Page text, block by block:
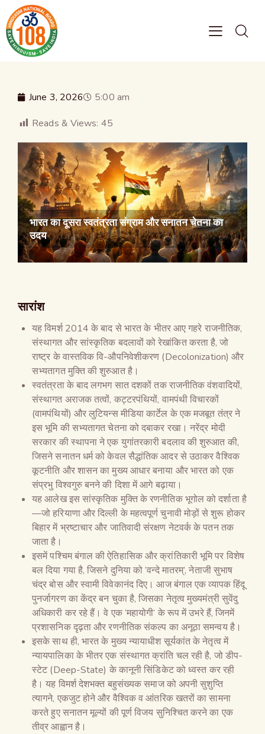
June 3, 2026
5:00 am
Reads & Views: 45
भारत का दूसरा स्वतंत्रता संग्राम और सनातन चेतना का
उदय
सारांश
यह विमर्श 2014 के बाद से भारत के भीतर आए गहरे राजनीतिक,
संस्थागत और सांस्कृतिक बदलावों को रेखांकित करता है, जो
राष्ट्र के वास्तविक वि-औपनिवेशीकरण (Decolonization) और
सभ्यतागत मुक्ति की शुरुआत है।
स्वतंत्रता के बाद लगभग सात दशकों तक राजनीतिक वंशवादियों,
संस्थागत अराजक तत्वों, कट्टरपंथियों, वामपंथी विचारकों
(वामपंथियों) और लुटियन्स मीडिया कार्टेल के एक मजबूत तंत्र ने
इस भूमि की सभ्यतागत चेतना को दबाकर रखा। नरेंद्र मोदी
सरकार की स्थापना ने एक युगांतरकारी बदलाव की शुरुआत की,
जिसने सनातन धर्म को केवल सैद्धांतिक आदर से उठाकर वैश्विक
कूटनीति और शासन का मुख्य आधार बनाया और भारत को एक
संप्रभु विश्वगुरु बनने की दिशा में आगे बढ़ाया।
यह आलेख इस सांस्कृतिक मुक्ति के रणनीतिक भूगोल को दर्शाता है
—जो हरियाणा और दिल्ली के महत्वपूर्ण चुनावी मोड़ों से शुरू होकर
बिहार में भ्रष्टाचार और जातिवादी संरक्षण नेटवर्क के पतन तक
जाता है।
इसमें पश्चिम बंगाल की ऐतिहासिक और क्रांतिकारी भूमि पर विशेष
बल दिया गया है, जिसने दुनिया को ‘वन्दे मातरम्’, नेताजी सुभाष
चंद्र बोस और स्वामी विवेकानंद दिए। आज बंगाल एक व्यापक हिंदू
पुनर्जागरण का केंद्र बन चुका है, जिसका नेतृत्व मुख्यमंत्री सुवेंदु
अधिकारी कर रहे हैं। वे एक ‘महायोगी’ के रूप में उभरे हैं, जिनमें
प्रशासनिक दृढ़ता और रणनीतिक संकल्प का अनूठा समन्वय है।
इसके साथ ही, भारत के मुख्य न्यायाधीश सूर्यकांत के नेतृत्व में
न्यायपालिका के भीतर एक संस्थागत क्रांति चल रही है, जो डीप-
स्टेट (Deep-State) के कानूनी सिंडिकेट को ध्वस्त कर रही
है। यह विमर्श देशभक्त बहुसंख्यक समाज को अपनी सुशुप्ति
त्यागने, एकजुट होने और वैश्विक व आंतरिक खतरों का सामना
करते हुए सनातन मूल्यों की पूर्ण विजय सुनिश्चित करने का एक
तीव्र आह्वान है।